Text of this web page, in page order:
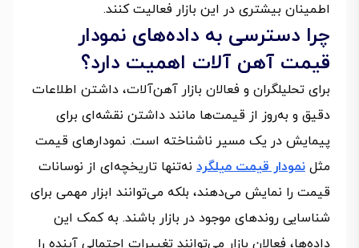
اطمینان بیشتری در این بازار فعالیت کنند.
چرا دسترسی به داده‌های نمودار
قیمت آهن آلات اهمیت دارد؟
برای تحلیلگران و فعالان بازار آهن‌آلات، داشتن اطلاعات
دقیق و به‌روز از قیمت‌ها مانند داشتن نقشه‌ای برای
پیمایش در یک مسیر ناشناخته است. نمودارهای قیمت
مثل نمودار قیمت میلگرد نه‌تنها تاریخچه‌ای از نوسانات
قیمت را نمایش می‌دهند، بلکه می‌توانند ابزار مهمی برای
شناسایی روندهای موجود در بازار باشند. به کمک این
داده‌ها، فعالان بازار می‌توانند تغییرات احتمالی آینده را